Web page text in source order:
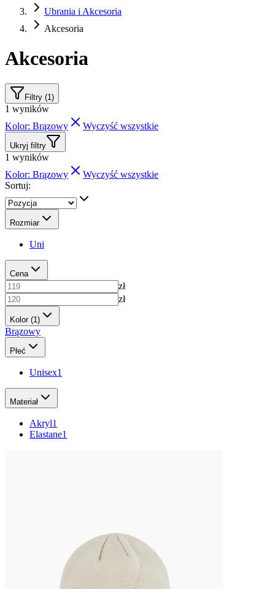
Ubrania i Akcesoria
Akcesoria
Akcesoria
Filtry (1)
1 wyników
Kolor: Brązowy
Wyczyść wszystkie
Ukryj filtry
1 wyników
Kolor: Brązowy
Wyczyść wszystkie
Sortuj:
Rozmiar
Uni
Cena
zł
zł
Kolor(1)
Brązowy
Płeć
Unisex1
Materiał
Akryl1
Elastane1